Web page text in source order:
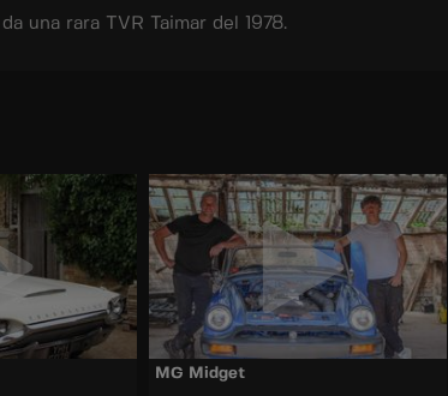
una rara TVR Taimar del 1978.
MG Midget